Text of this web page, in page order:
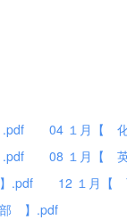
.pdf 04 １月【
.pdf 08 １月【
】.pdf 12 １月【
】.pdf